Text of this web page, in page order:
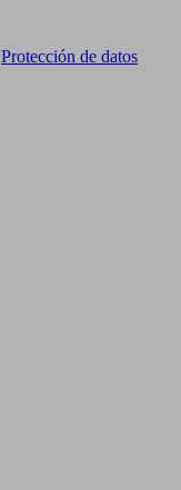
Protección de datos